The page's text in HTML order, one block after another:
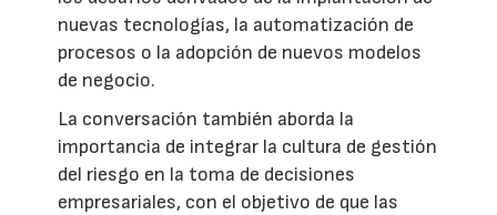
nuevas tecnologías, la automatización de
procesos o la adopción de nuevos modelos
de negocio.
La conversación también aborda la
importancia de integrar la cultura de gestión
del riesgo en la toma de decisiones
empresariales, con el objetivo de que las